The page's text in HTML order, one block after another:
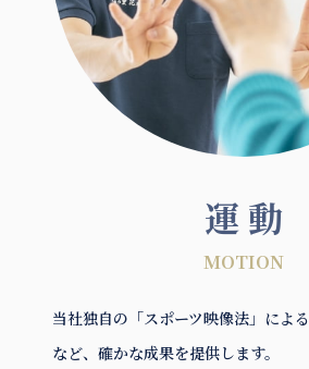
運 動
MOTION
当社独自の「スポーツ映像法」によ
など、確かな成果を提供します。